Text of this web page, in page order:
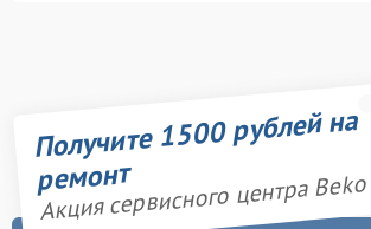
Получите 1500 рублей на
ремонт
Акция сервисного центра Beko